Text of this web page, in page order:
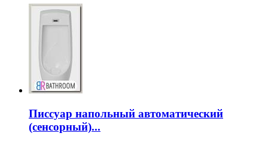
Писсуар напольный автоматический
(сенсорный)...